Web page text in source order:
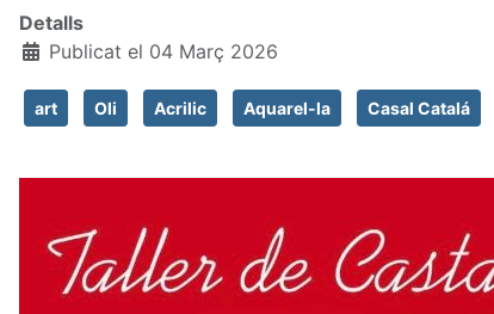
Detalls
Publicat el 04 Març 2026
art Oli Acrilic Aquarel-la Casal Catalá